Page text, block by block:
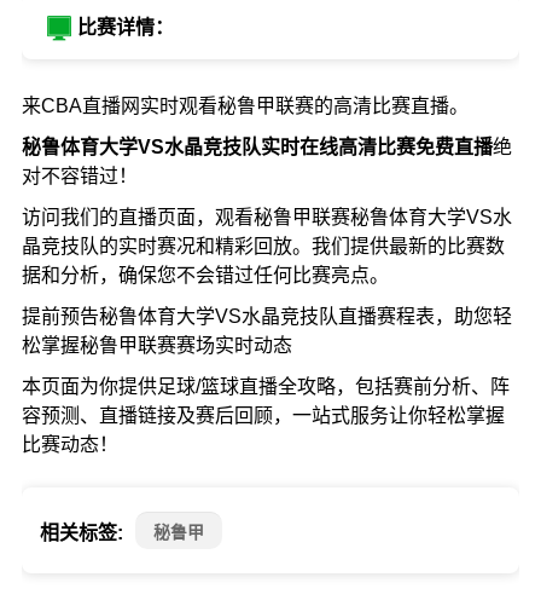
比赛详情：
来CBA直播网实时观看秘鲁甲联赛的高清比赛直播。
秘鲁体育大学VS水晶竞技队实时在线高清比赛免费直播绝
对不容错过！
访问我们的直播页面，观看秘鲁甲联赛秘鲁体育大学VS水
晶竞技队的实时赛况和精彩回放。我们提供最新的比赛数
据和分析，确保您不会错过任何比赛亮点。
提前预告秘鲁体育大学VS水晶竞技队直播赛程表，助您轻
松掌握秘鲁甲联赛赛场实时动态
本页面为你提供足球/篮球直播全攻略，包括赛前分析、阵
容预测、直播链接及赛后回顾，一站式服务让你轻松掌握
比赛动态！
相关标签: 秘鲁甲